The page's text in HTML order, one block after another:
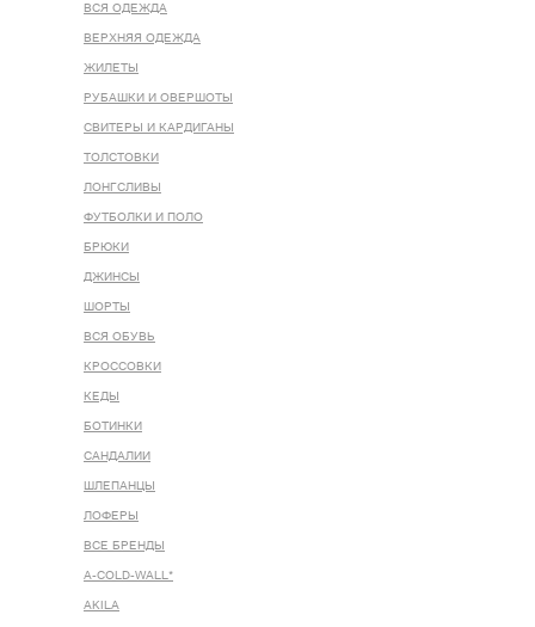
ВСЯ ОДЕЖДА
ВЕРХНЯЯ ОДЕЖДА
ЖИЛЕТЫ
РУБАШКИ И ОВЕРШОТЫ
СВИТЕРЫ И КАРДИГАНЫ
ТОЛСТОВКИ
ЛОНГСЛИВЫ
ФУТБОЛКИ И ПОЛО
БРЮКИ
ДЖИНСЫ
ШОРТЫ
ВСЯ ОБУВЬ
КРОССОВКИ
КЕДЫ
БОТИНКИ
САНДАЛИИ
ШЛЕПАНЦЫ
ЛОФЕРЫ
ВСЕ БРЕНДЫ
A-COLD-WALL*
AKILA